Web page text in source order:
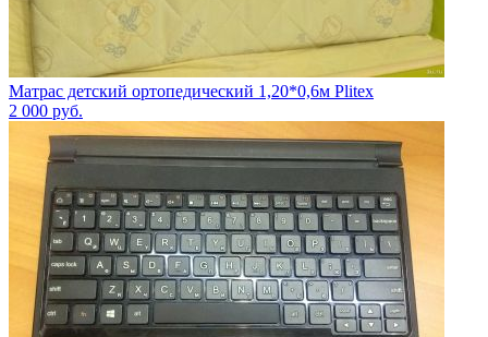
Матрас детский ортопедический 1,20*0,6м Plitex
2 000 руб.